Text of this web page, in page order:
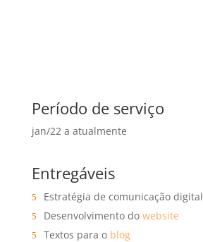
Período de serviço
jan/22 a atualmente
Entregáveis
Estratégia de comunicação digital
Desenvolvimento do website
Textos para o blog